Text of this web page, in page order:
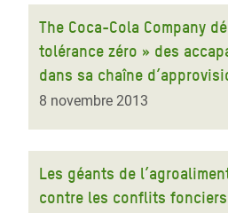
The Coca-Cola Company
tolérance zéro » des
dans sa chaîne
8 novembre 2013
Les géants de
contre les conflits